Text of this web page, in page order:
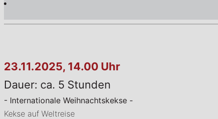
23.11.2025, 14.00 Uhr
Dauer: ca. 5 Stunden
- Internationale Weihnachtskekse -
Kekse auf Weltreise